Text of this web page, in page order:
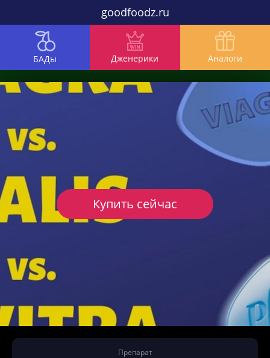
goodfoodz.ru
БАДы Дженерики Аналоги
Препарат
Купить сейчас